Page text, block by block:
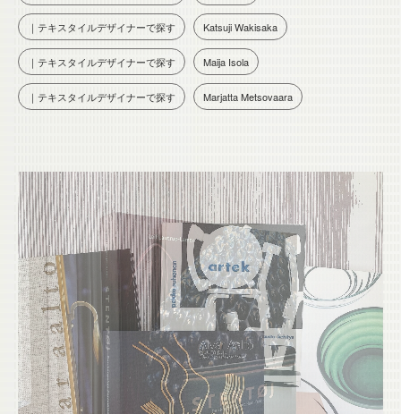
｜テキスタイルデザイナーで探す Katsuji Wakisaka
｜テキスタイルデザイナーで探す Maija Isola
｜テキスタイルデザイナーで探す Marjatta Metsovaara